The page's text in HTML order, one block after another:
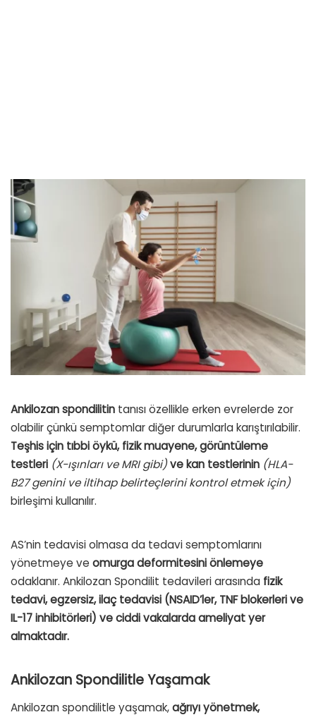
Ankilozan spondilitin tanısı özellikle erken evrelerde zor
olabilir çünkü semptomlar diğer durumlarla karıştırılabilir.
Teşhis için tıbbi öykü, fizik muayene, görüntüleme
testleri (X-ışınları ve MRI gibi)ve kan testlerinin (HLA-
B27 genini ve iltihap belirteçlerini kontrol etmek için)
birleşimi kullanılır.
AS’nin tedavisi olmasa da tedavi semptomlarını
yönetmeye ve omurga deformitesini önlemeye
odaklanır. Ankilozan Spondilit tedavileri arasında fizik
tedavi, egzersiz, ilaç tedavisi (NSAID’ler, TNF blokerleri ve
IL-17 inhibitörleri) ve ciddi vakalarda ameliyat yer
almaktadır.
Ankilozan Spondilitle Yaşamak
Ankilozan spondilitle yaşamak,ağrıyı yönetmek,